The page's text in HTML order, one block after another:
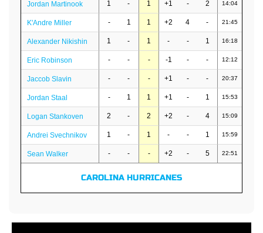
Jordan Martinook 1 - 1 +1 - 2 14:04
K'Andre Miller - 1 1 +2 4 - 21:45
Alexander Nikishin 1 - 1 - - 1 16:18
Eric Robinson - - - -1 - - 12:12
Jaccob Slavin - - - +1 - - 20:37
Jordan Staal - 1 1 +1 - 1 15:53
Logan Stankoven 2 - 2 +2 - 4 15:09
Andrei Svechnikov 1 - 1 - - 1 15:59
Sean Walker - - - +2 - 5 22:51
CAROLINA HURRICANES